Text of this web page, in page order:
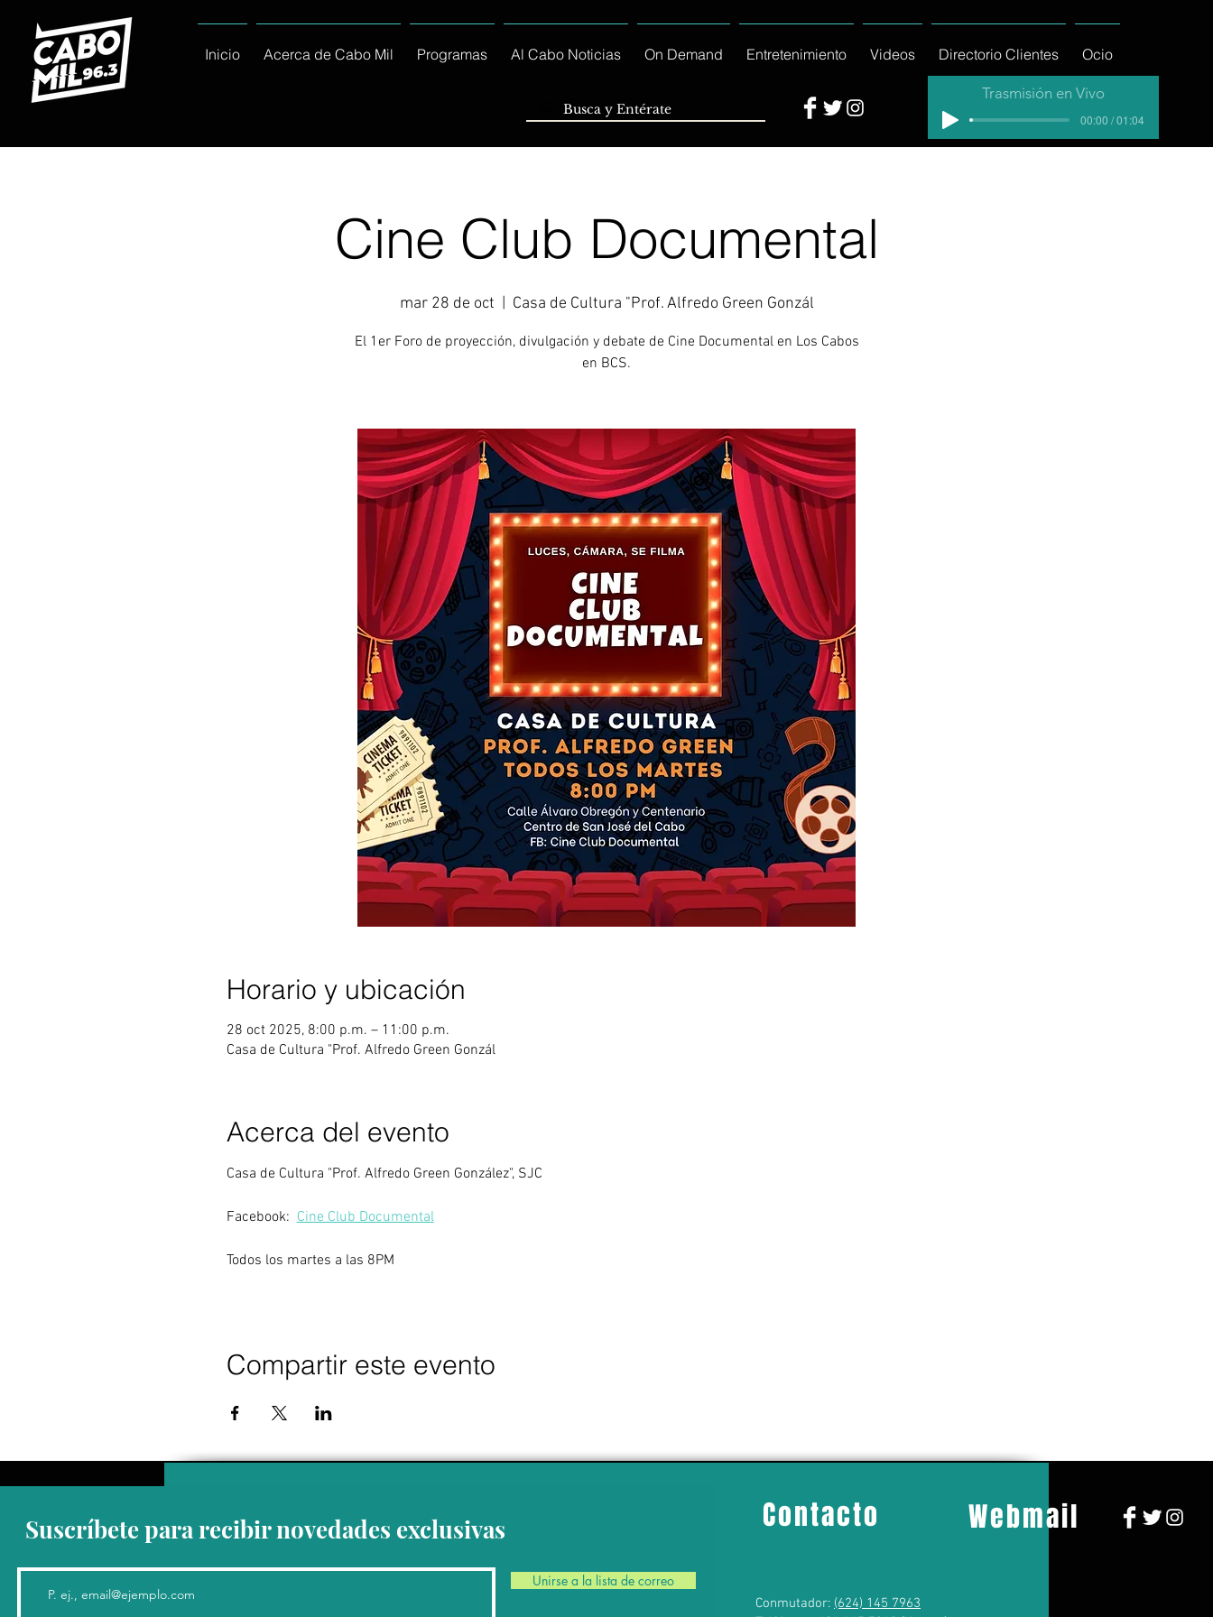
Inicio Acerca de Cabo Mil Programas Al Cabo Noticias On Demand Entretenimiento Videos Directorio Clientes Ocio
Trasmisión en Vivo
00:00 / 01:04
Cine Club Documental
mar 28 de oct Casa de Cultura "Prof. Alfredo Green Gonzál
El 1er Foro de proyección, divulgación y debate de Cine Documental en Los Cabos
en BCS.
Horario y ubicación
28 oct 2025, 8:00 p.m. – 11:00 p.m.
Casa de Cultura "Prof. Alfredo Green Gonzál
Acerca del evento
Casa de Cultura "Prof. Alfredo Green González", SJC
Facebook: Cine Club Documental
Todos los martes a las 8PM
Compartir este evento
Suscríbete para recibir novedades exclusivas
Unirse a la lista de correo
Contacto Webmail
Conmutador: (624) 145 7963